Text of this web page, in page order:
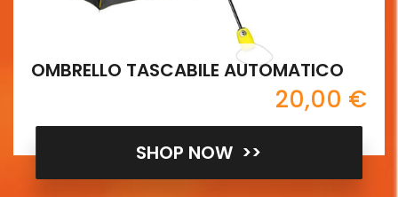
OMBRELLO TASCABILE AUTOMATICO
20,00 €
SHOP NOW >>